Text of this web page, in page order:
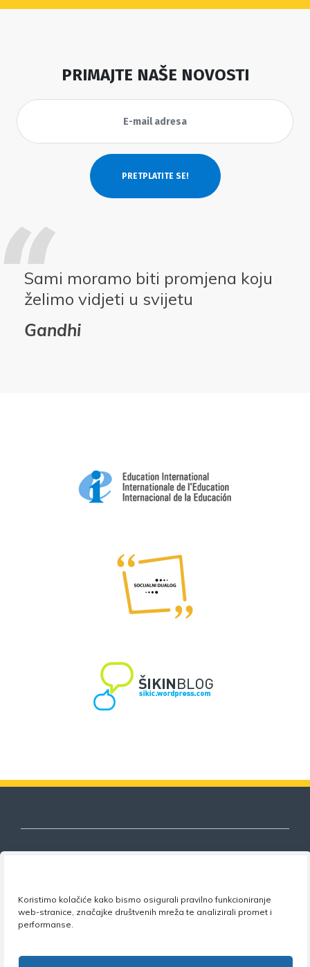
Koristimo kolačiće kako bismo osigurali pravilno funkcioniranje
web-stranice, značajke društvenih mreža te analizirali promet i
performanse.
PRIMAJTE NAŠE NOVOSTI
Sami moramo biti promjena koju
želimo vidjeti u svijetu
Gandhi
Nezavisni sindikat znanosti i visokog
obrazovanja